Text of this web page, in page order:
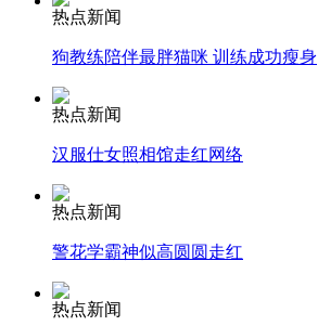
走！跟着总书记去植树
纽约上演“枕头大战”
热点新闻
狗教练陪伴最胖猫咪 训练成功瘦身
热点新闻
汉服仕女照相馆走红网络
热点新闻
警花学霸神似高圆圆走红
热点新闻